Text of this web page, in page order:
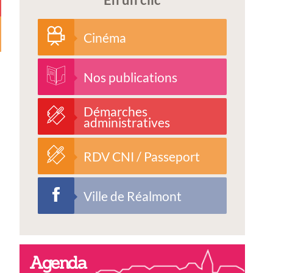
Cinéma
Nos publications
Démarches
administratives
RDV CNI / Passeport
Ville de Réalmont
Agenda